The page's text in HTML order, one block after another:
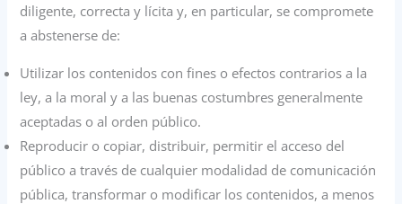
diligente, correcta y lícita y, en particular, se compromete
a abstenerse de:
Utilizar los contenidos con fines o efectos contrarios a la
ley, a la moral y a las buenas costumbres generalmente
aceptadas o al orden público.
Reproducir o copiar, distribuir, permitir el acceso del
público a través de cualquier modalidad de comunicación
pública, transformar o modificar los contenidos, a menos